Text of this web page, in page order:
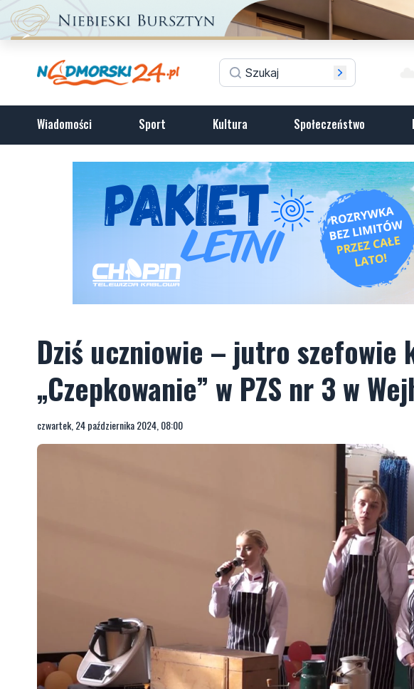
Wiadomości Sport Kultura Społeczeństwo
Dziś uczniowie – jutro szefowie
„Czepkowanie” w PZS nr 3 w
czwartek, 24 października 2024, 08:00